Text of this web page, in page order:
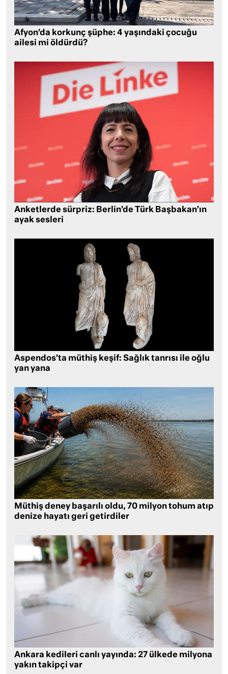
Afyon’da korkunç şüphe: 4 yaşındaki çocuğu
ailesi mi öldürdü?
Anketlerde sürpriz: Berlin’de Türk Başbakan’ın
ayak sesleri
Aspendos’ta müthiş keşif: Sağlık tanrısı ile oğlu
yan yana
Müthiş deney başarılı oldu, 70 milyon tohum atıp
denize hayatı geri getirdiler
Ankara kedileri canlı yayında: 27 ülkede milyona
yakın takipçi var